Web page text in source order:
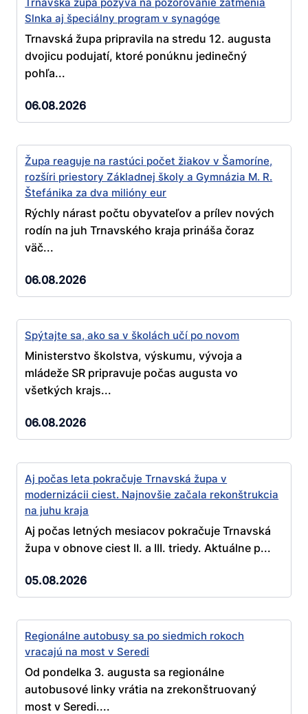
Slnka aj špeciálny program v synagóge
Trnavská župa pripravila na stredu 12. augusta
dvojicu podujatí, ktoré ponúknu jedinečný
pohľa...
06.08.2026
Župa reaguje na rastúci počet žiakov v Šamoríne,
rozšíri priestory Základnej školy a Gymnázia M. R.
Štefánika za dva milióny eur
Rýchly nárast počtu obyvateľov a prílev nových
rodín na juh Trnavského kraja prináša čoraz
väč...
06.08.2026
Spýtajte sa, ako sa v školách učí po novom
Ministerstvo školstva, výskumu, vývoja a
mládeže SR pripravuje počas augusta vo
všetkých krajs...
06.08.2026
Aj počas leta pokračuje Trnavská župa v
modernizácii ciest. Najnovšie začala rekonštrukcia
na juhu kraja
Aj počas letných mesiacov pokračuje Trnavská
župa v obnove ciest II. a III. triedy. Aktuálne p...
05.08.2026
Regionálne autobusy sa po siedmich rokoch
vracajú na most v Seredi
Od pondelka 3. augusta sa regionálne
autobusové linky vrátia na zrekonštruovaný
most v Seredi....